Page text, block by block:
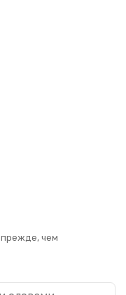
прежде, чем